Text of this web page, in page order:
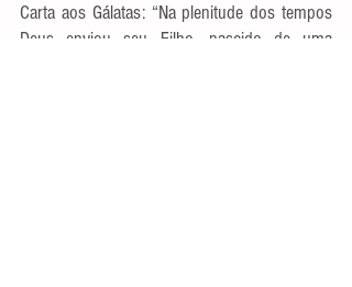
Carta aos Gálatas: “Na plenitude dos tempos
Deus enviou seu Filho, nascido de uma